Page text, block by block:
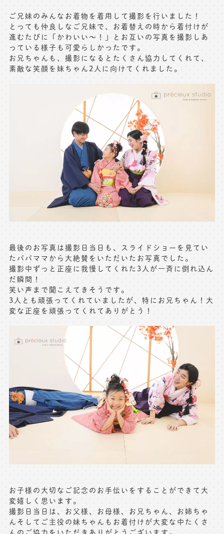
ご兄妹のみんなお着物を着用して撮影を行いました！
とっても仲良しなご兄妹で、お着替えの時から着付けが
進むたびに「かわいい〜！」とお互いの写真を撮影しあ
っている様子も可愛らしかったです。
お兄ちゃんも、撮影になるとたくさん協力してくれて、
素敵な笑顔を妹ちゃん2人に向けてくれました。
最後のお写真は撮影日当日も、スライドショーを見てい
たパパママから大絶賛をいただいたお写真でした。
撮影中ずっと正座に我慢してくれた3人が一斉に倒れ込ん
だ瞬間！
笑い声まで聞こえてきそうです。
3人とも頑張ってくれていましたが、特にお兄ちゃん！大
変な正座を頑張ってくれてありがとう！
お子様の大切なご記念のお手伝いをすることができて大
変嬉しく思います。
撮影日当日は、お父様、お母様、お兄ちゃん、お姉ちゃ
んそしてご主役の妹ちゃんもお着付けが大変な中たくさ
んのご協力をいただきありがとうございます。